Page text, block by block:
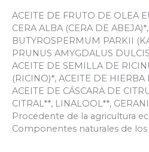
ACEITE DE FRUTO DE OLEA
CERA ALBA (CERA DE
BUTYROSPERMUM PARKII
PRUNUS AMYGDALUS
ACEITE DE SEMILLA DE
(RICINO)*, ACEITE DE HIERBA
ACEITE DE CÁSCARA DE
CITRAL**, LINALOOL**,
Procedente de la agricultura
Componentes naturales de los